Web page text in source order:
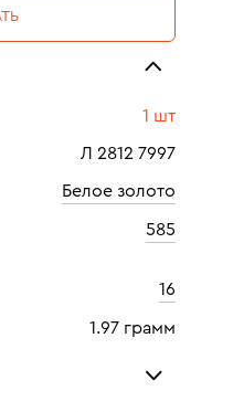
1 шт
Л 2812 7997
Белое золото
585
16
1.97 грамм